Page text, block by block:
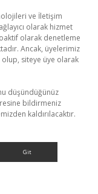
ve İletişim
olarak hizmet
olarak denetleme
Ancak, üyelerimiz
olup, siteye üye olarak
düşündüğünüz
bildirmeniz
kaldırılacaktır.